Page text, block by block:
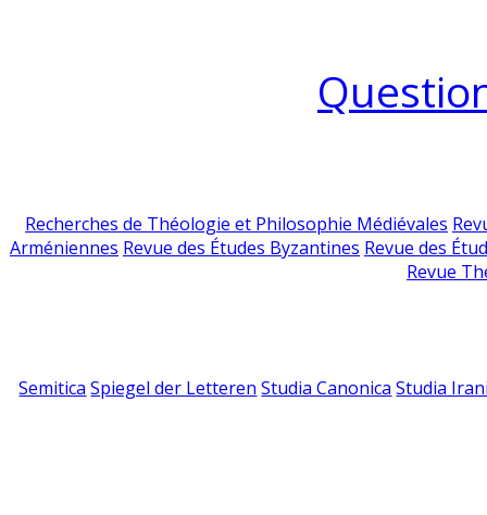
Recherches de Théologie et Philosophie Médiévales
Arméniennes Revue des Études Byzantines Revue des
Revue
Semitica Spiegel der Letteren Studia Canonica Studia